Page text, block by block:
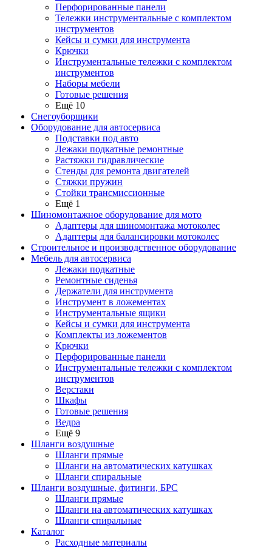
Перфорированные панели
Тележки инструментальные с комплектом
инструментов
Кейсы и сумки для инструмента
Крючки
Инструментальные тележки с комплектом
инструментов
Наборы мебели
Готовые решения
Ещё 10
Снегоуборщики
Оборудование для автосервиса
Подставки под авто
Лежаки подкатные ремонтные
Растяжки гидравлические
Стенды для ремонта двигателей
Стяжки пружин
Стойки трансмиссионные
Ещё 1
Шиномонтажное оборудование для мото
Адаптеры для шиномонтажа мотоколес
Адаптеры для балансировки мотоколес
Строительное и производственное оборудование
Мебель для автосервиса
Лежаки подкатные
Ремонтные сиденья
Держатели для инструмента
Инструмент в ложементах
Инструментальные ящики
Кейсы и сумки для инструмента
Комплекты из ложементов
Крючки
Перфорированные панели
Инструментальные тележки с комплектом
инструментов
Верстаки
Шкафы
Готовые решения
Ведра
Ещё 9
Шланги воздушные
Шланги прямые
Шланги на автоматических катушках
Шланги спиральные
Шланги воздушные, фитинги, БРС
Шланги прямые
Шланги на автоматических катушках
Шланги спиральные
Каталог
Расходные материалы